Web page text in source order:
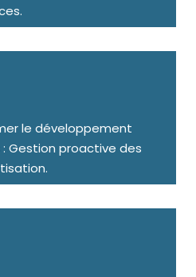
le développement
Gestion proactive des